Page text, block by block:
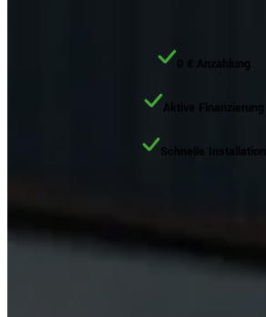
0 € Anzahlung
Aktive Finanzierung
Schnelle Installation